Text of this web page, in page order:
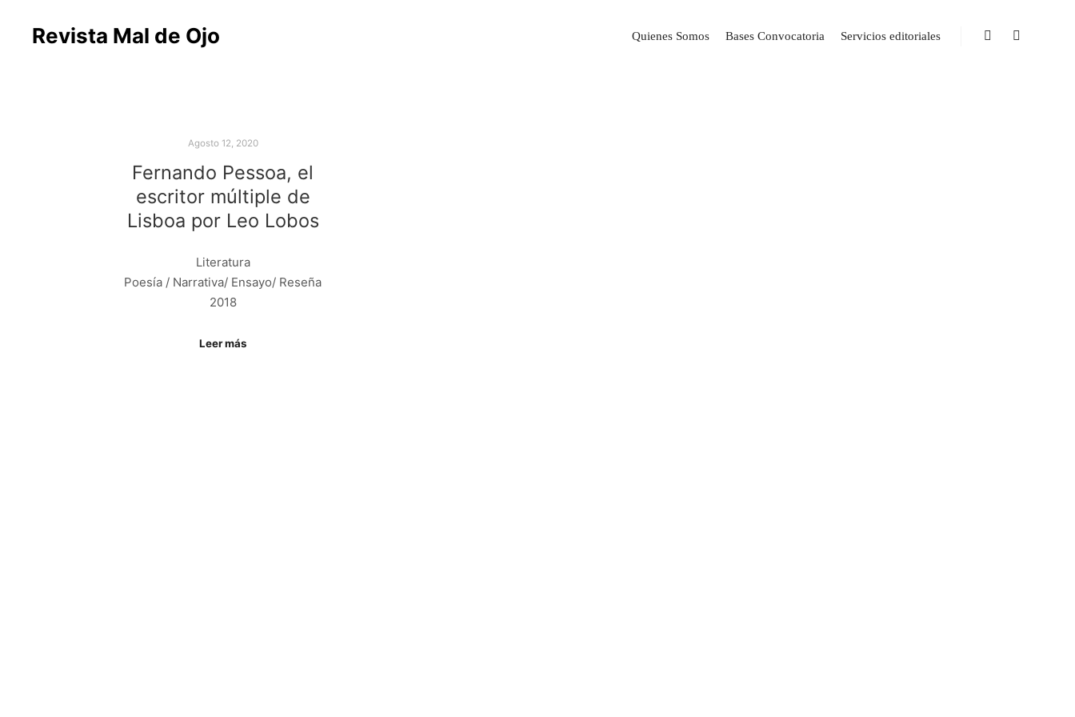
Revista Mal de Ojo Quienes Somos Bases Convocatoria Servicios editoriales
Agosto 12, 2020
Fernando Pessoa, el
escritor múltiple de
Lisboa por Leo Lobos
Literatura
Poesía / Narrativa/ Ensayo/ Reseña
2018
Leer más